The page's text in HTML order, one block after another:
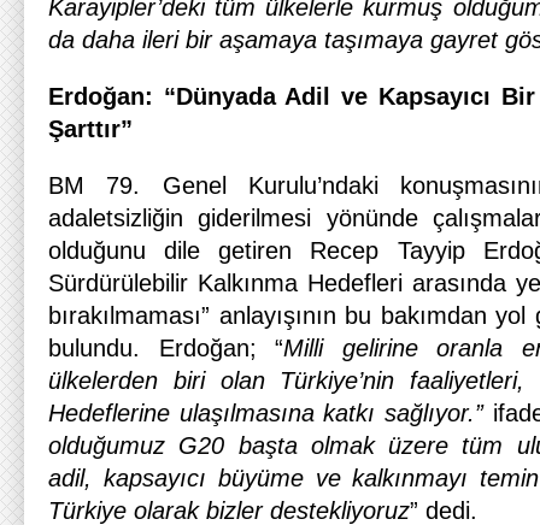
Karayipler’deki tüm ülkelerle kurmuş
da daha ileri bir aşamaya taşımaya gayret
Erdoğan: “Dünyada Adil ve Kapsayıcı
Şarttır”
BM 79. Genel Kurulu’ndaki
adaletsizliğin giderilmesi yönünde
olduğunu dile getiren Recep Tayyip
Sürdürülebilir Kalkınma Hedefleri arasında
bırakılmaması” anlayışının bu bakımdan
bulundu. Erdoğan; “Milli gelirine oranla
ülkelerden biri olan Türkiye’nin faaliyetleri,
Hedeflerine ulaşılmasına katkı sağlıyor.”
olduğumuz G20 başta olmak üzere tüm
adil, kapsayıcı büyüme ve kalkınmayı
Türkiye olarak bizler destekliyoruz” dedi.